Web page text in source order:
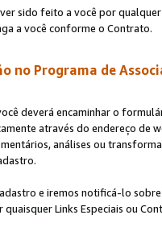
sido feito a você por
a você conforme o Contrato.
no Programa de
deverá encaminhar o
através do endereço
análises ou
e iremos notificá-lo
Links Especiais ou